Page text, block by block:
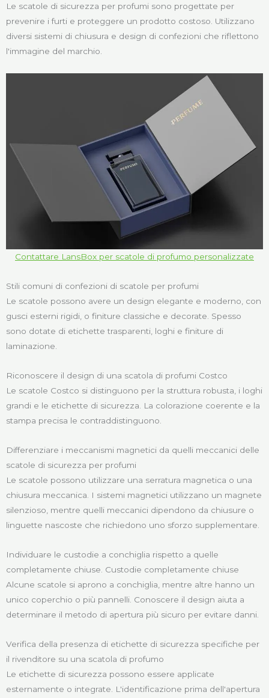
Le scatole di sicurezza per profumi sono progettate per
prevenire i furti e proteggere un prodotto costoso. Utilizzano
diversi sistemi di chiusura e design di confezioni che riflettono
l'immagine del marchio.
Contattare LansBox per scatole di profumo personalizzate
Stili comuni di confezioni di scatole per profumi
Le scatole possono avere un design elegante e moderno, con
gusci esterni rigidi, o finiture classiche e decorate. Spesso
sono dotate di etichette trasparenti, loghi e finiture di
laminazione.
Riconoscere il design di una scatola di profumi Costco
Le scatole Costco si distinguono per la struttura robusta, i loghi
grandi e le etichette di sicurezza. La colorazione coerente e la
stampa precisa le contraddistinguono.
Differenziare i meccanismi magnetici da quelli meccanici delle
scatole di sicurezza per profumi
Le scatole possono utilizzare una serratura magnetica o una
chiusura meccanica. I sistemi magnetici utilizzano un magnete
silenzioso, mentre quelli meccanici dipendono da chiusure o
linguette nascoste che richiedono uno sforzo supplementare.
Individuare le custodie a conchiglia rispetto a quelle
completamente chiuse. Custodie completamente chiuse
Alcune scatole si aprono a conchiglia, mentre altre hanno un
unico coperchio o più pannelli. Conoscere il design aiuta a
determinare il metodo di apertura più sicuro per evitare danni.
Verifica della presenza di etichette di sicurezza specifiche per
il rivenditore su una scatola di profumo
Le etichette di sicurezza possono essere applicate
esternamente o integrate. L'identificazione prima dell'apertura